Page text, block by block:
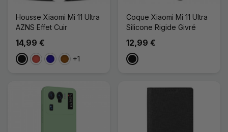
Housse Xiaomi Mi 11 Ultra
AZNS Effet Cuir
14,99 €
NoirRougeBleu Foncé
Marron
+1
Coque Xiaomi Mi 11 Ultra
Silicone Rigide Givré
12,99 €
Noir